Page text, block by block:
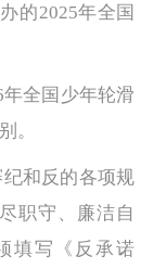
的2025年全国
全国少年轮滑
。
和反的各项规
职守、廉洁自
填写《反承诺